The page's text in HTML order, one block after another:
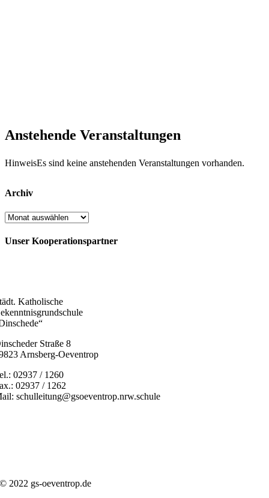
Anstehende Veranstaltungen
HinweisEs sind keine anstehenden Veranstaltungen vorhanden.
Archiv
Archiv
Unser Kooperationspartner
Katholische
Straße 8
Arnsberg-Oeventrop
02937 / 1260
02937 / 1262
schulleitung@gsoeventrop.nrw.schule
© 2022 gs-oeventrop.de